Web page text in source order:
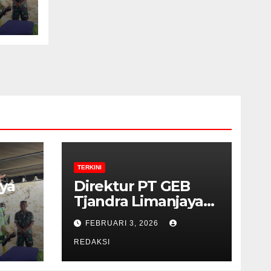
TERKINI
Direktur PT GEB
Tjandra Limanjaya
bin Yohanes
Limanjaya dan
Semangat
Membangun Negeri
FEBRUARI 3, 2026
REDAKSI